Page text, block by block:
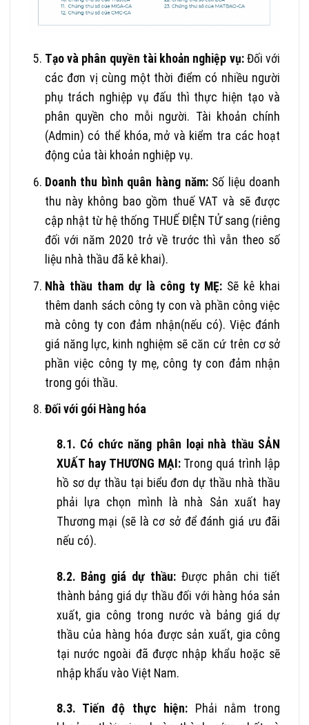
Tạo và phân quyền tài khoản nghiệp vụ:Đối với
các đơn vị cùng một thời điểm có nhiều người
phụ trách nghiệp vụ đấu thì thực hiện tạo và
phân quyền cho mỗi người. Tài khoản chính
(Admin) có thể khóa, mở và kiểm tra các hoạt
động của tài khoản nghiệp vụ.
Doanh thu bình quân hàng năm: Số liệu doanh
thu này không bao gồm thuế VAT và sẽ được
cập nhật từ hệ thống THUẾ ĐIỆN TỬ sang (riêng
đối với năm 2020 trở về trước thì vẫn theo số
liệu nhà thầu đã kê khai).
Nhà thầu tham dự là công ty MẸ: Sẽ kê khai
thêm danh sách công ty con và phần công việc
mà công ty con đảm nhận(nếu có). Việc đánh
giá năng lực, kinh nghiệm sẽ căn cứ trên cơ sở
phần việc công ty mẹ, công ty con đảm nhận
trong gói thầu.
Đối với gói Hàng hóa
8.1. Có chức năng phân loại nhà thầu SẢN
XUẤT hay THƯƠNG MẠI: Trong quá trình lập
hồ sơ dự thầu tại biểu đơn dự thầu nhà thầu
phải lựa chọn mình là nhà Sản xuất hay
Thương mại (sẽ là cơ sở để đánh giá ưu đãi
nếu có).
8.2. Bảng giá dự thầu: Được phân chi tiết
thành bảng giá dự thầu đối với hàng hóa sản
xuất, gia công trong nước và bảng giá dự
thầu của hàng hóa được sản xuất, gia công
tại nước ngoài đã được nhập khẩu hoặc sẽ
nhập khẩu vào Việt Nam.
8.3. Tiến độ thực hiện: Phải nằm trong